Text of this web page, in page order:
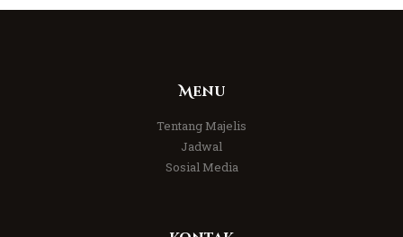
Menu
Tentang Majelis
Jadwal
Sosial Media